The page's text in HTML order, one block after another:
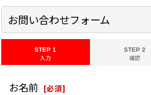
お問い合わせフォーム
STEP 1
入力
STEP 2
確認
お名前 [必須]